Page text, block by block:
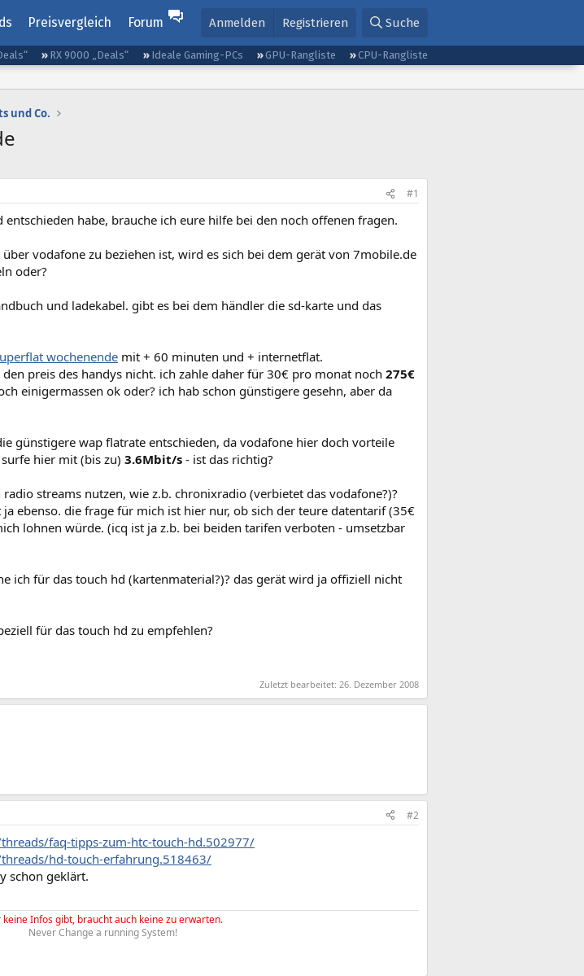
Preisvergleich Forum Anmelden Registrieren Suche
RX 9000 „Deals“ Ideale Gaming-PCs GPU-Rangliste
CPU-Rangliste
und Co.
#1
habe, brauche ich eure hilfe bei den noch offenen fragen.
vodafone zu beziehen ist, wird es sich bei dem gerät von 7mobile.de
oder?
und ladekabel. gibt es bei dem händler die sd-karte und das
wochenende mit + 60 minuten und + internetflat.
preis des handys nicht. ich zahle daher für 30€ pro monat noch 275€
einigermassen ok oder? ich hab schon günstigere gesehn, aber da
günstigere wap flatrate entschieden, da vodafone hier doch vorteile
hier mit (bis zu) 3.6Mbit/s - ist das richtig?
radio streams nutzen, wie z.b. chronixradio (verbietet das vodafone?)?
ebenso. die frage für mich ist hier nur, ob sich der teure datentarif (35€
lohnen würde. (icq ist ja z.b. bei beiden tarifen verboten - umsetzbar
ich für das touch hd (kartenmaterial?)? das gerät wird ja offiziell nicht
für das touch hd zu empfehlen?
Zuletzt bearbeitet: 26. Dezember 2008
#2
faq-tipps-zum-htc-touch-hd.502977/
hd-touch-erfahrung.518463/
schon geklärt.
keine Infos gibt, braucht auch keine zu erwarten.
Never Change a running System!